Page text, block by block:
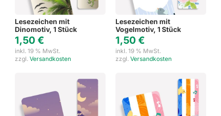
Lesezeichen mit
Dinomotiv, 1 Stück
1,50 €
inkl. 19 % MwSt.
zzgl. Versandkosten
Lesezeichen mit
Vogelmotiv, 1 Stück
1,50 €
inkl. 19 % MwSt.
zzgl. Versandkosten